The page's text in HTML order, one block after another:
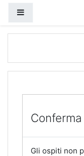
Conferma
Gli ospiti non